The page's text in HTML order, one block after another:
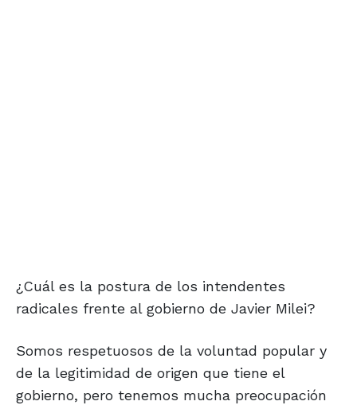
¿Cuál es la postura de los intendentes
radicales frente al gobierno de Javier Milei?
Somos respetuosos de la voluntad popular y
de la legitimidad de origen que tiene el
gobierno, pero tenemos mucha preocupación